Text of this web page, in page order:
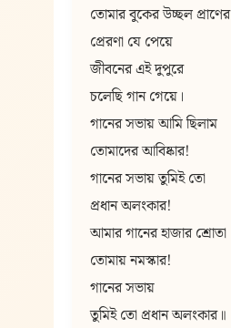
তোমার বুকের উচ্ছল প্রাণের
প্রেরণা যে পেয়ে
জীবনের এই দুপুরে
চলেছি গান গেয়ে।
গানের সভায় আমি ছিলাম
তোমাদের আবিষ্কার!
গানের সভায় তুমিই তো
প্রধান অলংকার!
আমার গানের হাজার শ্রোতা
তোমায় নমস্কার!
গানের সভায়
তুমিই তো প্রধান অলংকার॥